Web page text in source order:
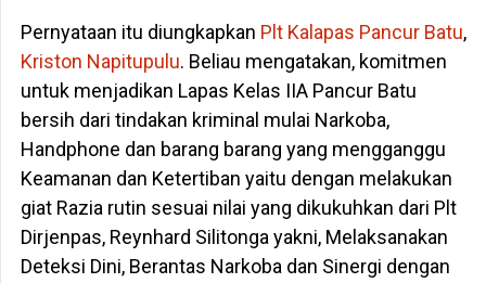
Pernyataan itu diungkapkan Plt Kalapas Pancur Batu,
Kriston Napitupulu. Beliau mengatakan, komitmen
untuk menjadikan Lapas Kelas IIA Pancur Batu
bersih dari tindakan kriminal mulai Narkoba,
Handphone dan barang barang yang mengganggu
Keamanan dan Ketertiban yaitu dengan melakukan
giat Razia rutin sesuai nilai yang dikukuhkan dari Plt
Dirjenpas, Reynhard Silitonga yakni, Melaksanakan
Deteksi Dini, Berantas Narkoba dan Sinergi dengan